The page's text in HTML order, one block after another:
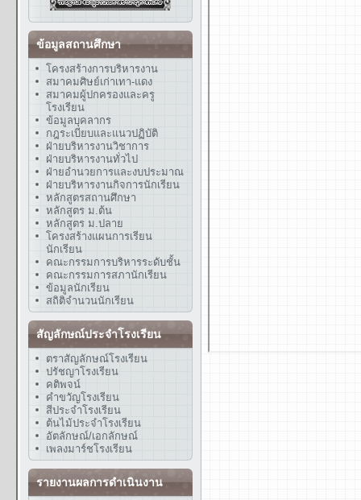
ข้อมูลสถานศึกษา
โครงสร้างการบริหารงาน
สมาคมศิษย์เก่าเทา-แดง
สมาคมผู้ปกครองและครู
โรงเรียน
ข้อมูลบุคลากร
กฎระเบียบและแนวปฏิบัติ
ฝ่ายบริหารงานวิชาการ
ฝ่ายบริหารงานทั่วไป
ฝ่ายอำนวยการและงบประมาณ
ฝ่ายบริหารงานกิจการนักเรียน
หลักสูตรสถานศึกษา
หลักสูตร ม.ต้น
หลักสูตร ม.ปลาย
โครงสร้างแผนการเรียน
นักเรียน
คณะกรรมการบริหารระดับชั้น
คณะกรรมการสภานักเรียน
ข้อมูลนักเรียน
สถิติจำนวนนักเรียน
สัญลักษณ์ประจำโรงเรียน
ตราสัญลักษณ์โรงเรียน
ปรัชญาโรงเรียน
คติพจน์
คำขวัญโรงเรียน
สีประจำโรงเรียน
ต้นไม้ประจำโรงเรียน
อัตลักษณ์/เอกลักษณ์
เพลงมาร์ชโรงเรียน
รายงานผลการดำเนินงาน